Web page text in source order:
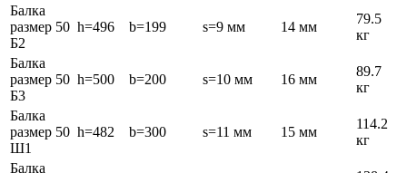
Балка
размер 50
Б2
h=496 b=199 s=9 мм 14 мм
79.5
кг
Балка
размер 50
Б3
h=500 b=200 s=10 мм 16 мм
89.7
кг
Балка
размер 50
Ш1
h=482 b=300 s=11 мм 15 мм
114.2
кг
Балка